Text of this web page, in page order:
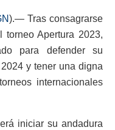
).— Tras consagrarse
Apertura 2023,
para defender su
y tener una digna
internacionales
iniciar su andadura